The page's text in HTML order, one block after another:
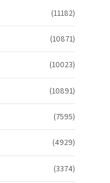
(11182)
(10871)
(10023)
(10891)
(7595)
(4929)
(3374)